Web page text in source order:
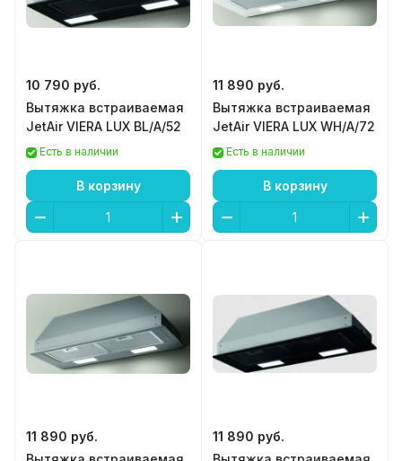
10 790 руб.
Вытяжка встраиваемая
JetAir VIERA LUX BL/A/52
Есть в наличии
В корзину
11 890 руб.
Вытяжка встраиваемая
JetAir VIERA LUX WH/A/72
Есть в наличии
В корзину
11 890 руб.
11 890 руб.